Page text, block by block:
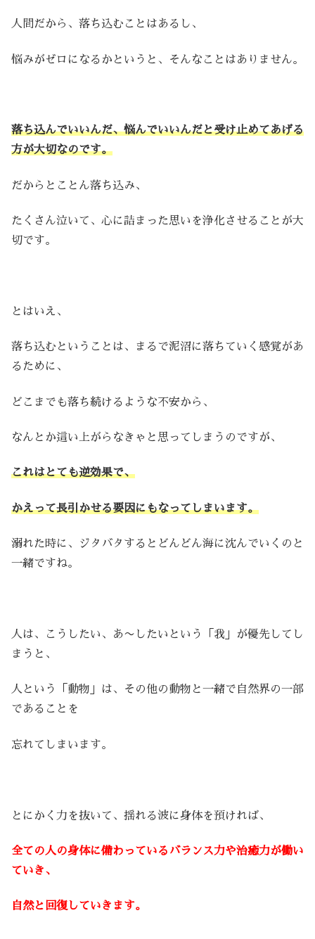
人間だから、落ち込むことはあるし、
悩みがゼロになるかというと、そんなことはありません。
落ち込んでいいんだ、悩んでいいんだと受け止めてあげる
方が大切なのです。
だからとことん落ち込み、
たくさん泣いて、心に詰まった思いを浄化させることが大
切です。
とはいえ、
落ち込むということは、まるで泥沼に落ちていく感覚があ
るために、
どこまでも落ち続けるような不安から、
なんとか這い上がらなきゃと思ってしまうのですが、
これはとても逆効果で、
かえって長引かせる要因にもなってしまいます。
溺れた時に、ジタバタするとどんどん海に沈んでいくのと
一緒ですね。
人は、こうしたい、あ〜したいという「我」が優先してし
まうと、
人という「動物」は、その他の動物と一緒で自然界の一部
であることを
忘れてしまいます。
とにかく力を抜いて、揺れる波に身体を預ければ、
全ての人の身体に備わっているバランス力や治癒力が働い
ていき、
自然と回復していきます。